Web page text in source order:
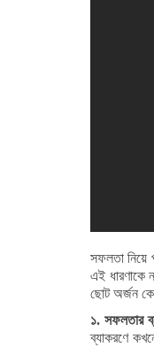
সফলতা নিয়ে
এই
ছোট অর্জন
১. সফলতার
ব্যাকরণে